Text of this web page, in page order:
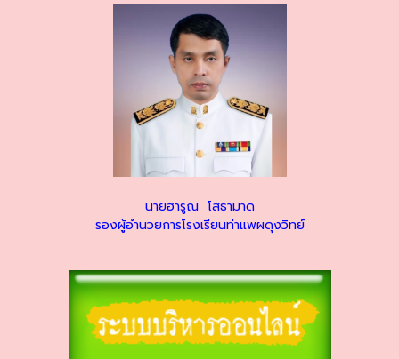
นายฮารูณ โสธามาด
รองผู้อำนวยการโรงเรียนท่าแพผดุงวิทย์